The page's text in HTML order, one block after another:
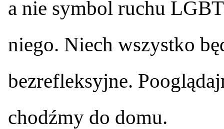
a nie symbol ruchu
niego. Niech wszystko
bezrefleksyjne.
chodźmy do domu.